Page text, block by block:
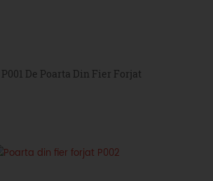
De Poarta Din Fier Forjat